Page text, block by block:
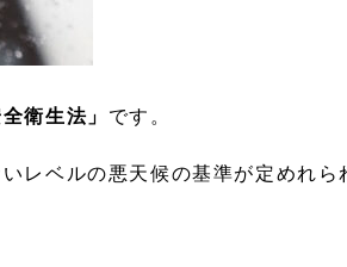
衛生法」 です。
レベルの悪天候の基準が定めれら